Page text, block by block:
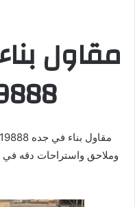
مقاول
وملاحق واستراحات دقه في